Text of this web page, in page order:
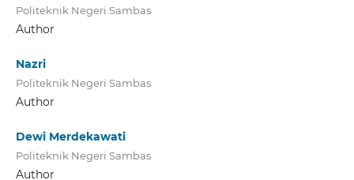
Politeknik Negeri Sambas
Author
Nazri
Politeknik Negeri Sambas
Author
Dewi Merdekawati
Politeknik Negeri Sambas
Author